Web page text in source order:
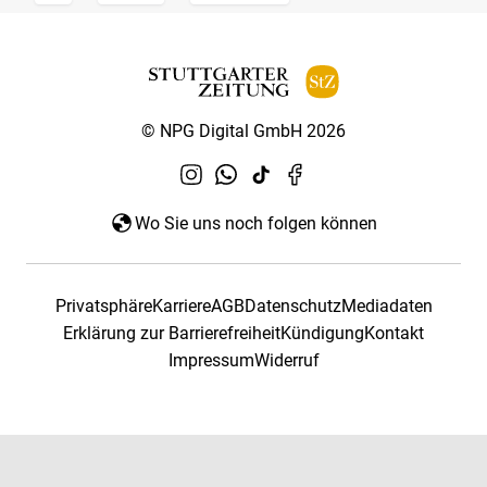
© NPG Digital GmbH 2026
Wo Sie uns noch folgen können
PrivatsphäreKarriereAGBDatenschutzMediadaten
Erklärung zur BarrierefreiheitKündigungKontakt
ImpressumWiderruf